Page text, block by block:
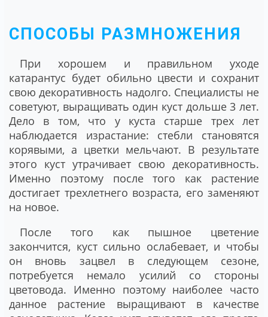
СПОСОБЫ РАЗМНОЖЕНИЯ
При хорошем и правильном уходе
катарантус будет обильно цвести и сохранит
свою декоративность надолго. Специалисты не
советуют, выращивать один куст дольше 3 лет.
Дело в том, что у куста старше трех лет
наблюдается израстание: стебли становятся
корявыми, а цветки мельчают. В результате
этого куст утрачивает свою декоративность.
Именно поэтому после того как растение
достигает трехлетнего возраста, его заменяют
на новое.
После того как пышное цветение
закончится, куст сильно ослабевает, и чтобы
он вновь зацвел в следующем сезоне,
потребуется немало усилий со стороны
цветовода. Именно поэтому наиболее часто
данное растение выращивают в качестве